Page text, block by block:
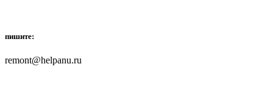
пишите:
remont@helpanu.ru